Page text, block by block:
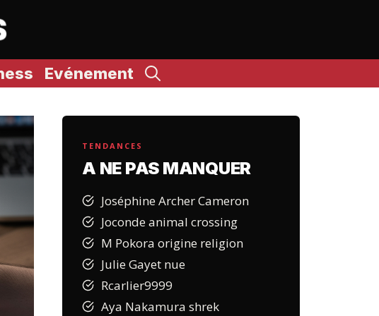
Evénement
TENDANCES
A NE PAS MANQUER
Joséphine Archer Cameron
Joconde animal crossing
M Pokora origine religion
Julie Gayet nue
Rcarlier9999
Aya Nakamura shrek